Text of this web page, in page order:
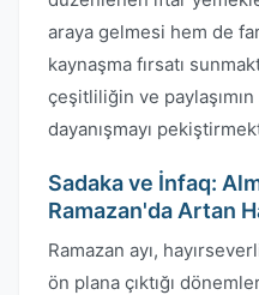
araya gelmesi hem de
kaynaşma fırsatı
çeşitliliğin ve
dayanışmayı
Sadaka ve İnfaq:
Ramazan'da Artan
Ramazan ayı,
ön plana çıktığı